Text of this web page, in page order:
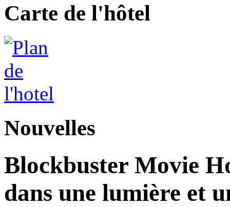
Carte de l'hôtel
Nouvelles
Blockbuster Movie
dans une lumière et